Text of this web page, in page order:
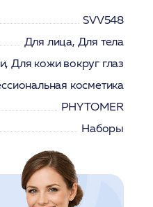
SVV548
Для лица, Для тела
Для кожи вокруг глаз
косметика
PHYTOMER
Наборы